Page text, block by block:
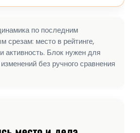
по последним
срезам: место в рейтинге,
активность. Блок нужен для
без ручного сравнения